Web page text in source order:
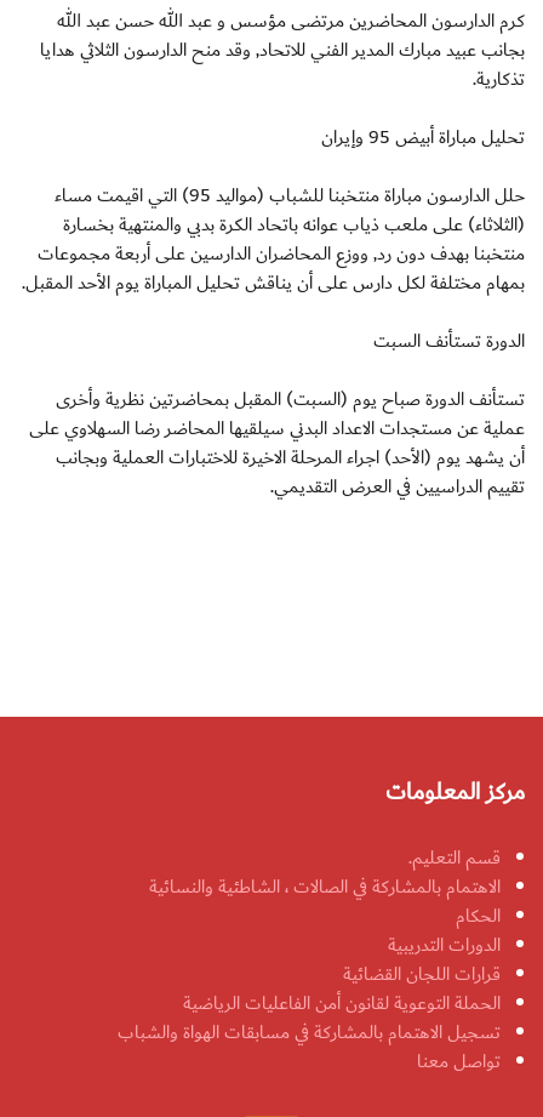
كرم الدارسون المحاضرين مرتضى مؤسس و عبد الله حسن عبد الله
بجانب عبيد مبارك المدير الفني للاتحاد, وقد منح الدارسون الثلاثي هدايا
تذكارية.
تحليل مباراة أبيض 95 وإيران
حلل الدارسون مباراة منتخبنا للشباب (مواليد 95) التي اقيمت مساء
(الثلاثاء) على ملعب ذياب عوانه باتحاد الكرة بدبي والمنتهية بخسارة
منتخبنا بهدف دون رد, ووزع المحاضران الدارسين على أربعة مجموعات
بمهام مختلفة لكل دارس على أن يناقش تحليل المباراة يوم الأحد المقبل.
الدورة تستأنف السبت
تستأنف الدورة صباح يوم (السبت) المقبل بمحاضرتين نظرية وأخرى
عملية عن مستجدات الاعداد البدني سيلقيها المحاضر رضا السهلاوي على
أن يشهد يوم (الأحد) اجراء المرحلة الاخيرة للاختبارات العملية وبجانب
تقييم الدراسيين في العرض التقديمي.
مركز المعلومات
قسم التعليم.
الاهتمام بالمشاركة في الصالات ، الشاطئية والنسائية
الحكام
الدورات التدريبية
قرارات اللجان القضائية
الحملة التوعوية لقانون أمن الفاعليات الرياضية
تسجيل الاهتمام بالمشاركة في مسابقات الهواة والشباب
تواصل معنا